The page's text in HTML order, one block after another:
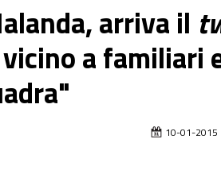
arriva il
a familiari
10-01-2015